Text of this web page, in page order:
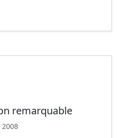
remarquable